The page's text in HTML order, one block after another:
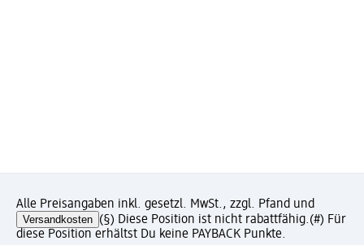
Alle Preisangaben inkl. gesetzl. MwSt., zzgl. Pfand und
Versandkosten (§) Diese Position ist nicht rabattfähig.(#) Für
diese Position erhältst Du keine PAYBACK Punkte.